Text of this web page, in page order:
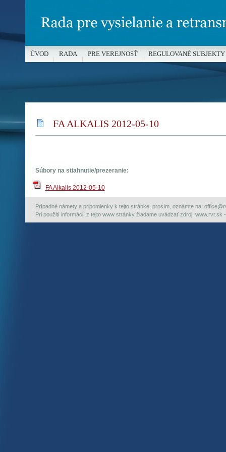
FA ALKALIS 2012-05-10
Súbory na stiahnutie/prezeranie:
FA Alkalis 2012-05-10
Prípadné námety a pripomienky k tejto stránke, prosím, oznámte na:
Pri použití informácií z tejto www stránky žiadame uvádzať zdroj: www.rvr.sk
ÚVOD RADA PRE VEREJNOSŤ REGULOVANÉ SUBJEKTY